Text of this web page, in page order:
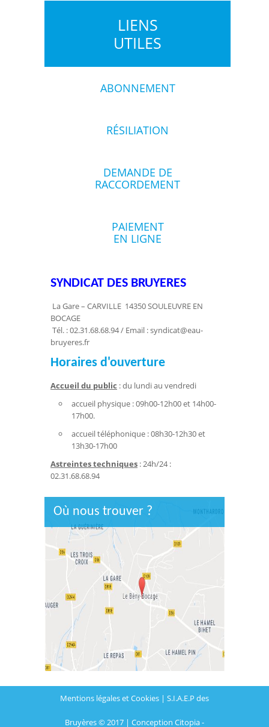
LIENS
UTILES
ABONNEMENT
RÉSILIATION
DEMANDE DE
RACCORDEMENT
PAIEMENT
EN LIGNE
SYNDICAT DES BRUYERES
La Gare – CARVILLE 14350 SOULEUVRE EN
BOCAGE
Tél. : 02.31.68.68.94 / Email : syndicat@eau-
bruyeres.fr
Horaires d'ouverture
Accueil du public : du lundi au vendredi
accueil physique : 09h00-12h00 et 14h00-
17h00.
accueil téléphonique : 08h30-12h30 et
13h30-17h00
Astreintes techniques : 24h/24 :
02.31.68.68.94
Où nous trouver ?
Mentions légales et Cookies | S.I.A.E.P des
Bruyères © 2017 | Conception Citopia-